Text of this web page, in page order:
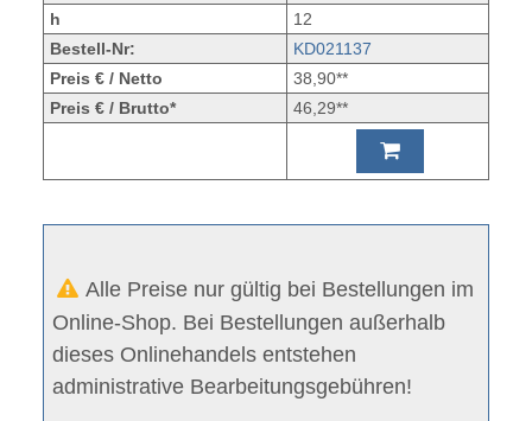
h
12
Bestell-Nr:
KD021137
Preis € / Netto
38,90**
Preis € / Brutto*
46,29**
Alle Preise nur gültig bei Bestellungen im
Online-Shop. Bei Bestellungen außerhalb
dieses Onlinehandels entstehen
administrative Bearbeitungsgebühren!